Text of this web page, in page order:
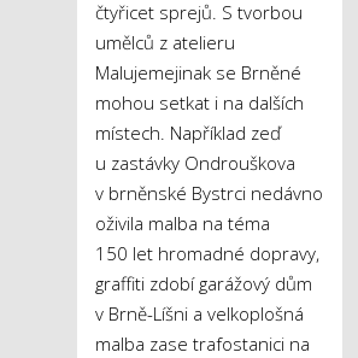
čtyřicet sprejů. S tvorbou
umělců z atelieru
Malujemejinak se Brněné
mohou setkat i na dalších
místech. Například zeď
u zastávky Ondrouškova
v brněnské Bystrci nedávno
oživila malba na téma
150 let hromadné dopravy,
graffiti zdobí garážový dům
v Brně-Líšni a velkoplošná
malba zase trafostanici na